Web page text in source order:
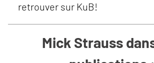
retrouver sur KuB!
Mick Strauss